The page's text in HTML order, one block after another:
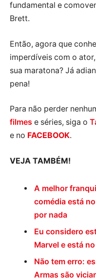
fundamental e
Brett.
Então, agora que
imperdíveis com o
sua maratona? Já
pena!
Para não perder
filmes e séries, siga o
e no FACEBOOK.
VEJA TAMBÉM!
A melhor
comédia está
por nada
Eu considero
Marvel e está
Não tem erro:
Armas são